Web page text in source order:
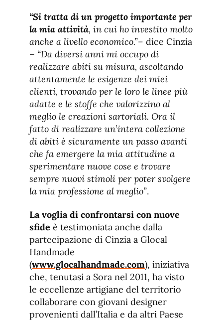
“Si tratta di un progetto importante per
la mia attività, in cui ho investito molto
anche a livello economico.”– dice Cinzia
– “Da diversi anni mi occupo di
realizzare abiti su misura, ascoltando
attentamente le esigenze dei miei
clienti, trovando per le loro le linee più
adatte e le stoffe che valorizzino al
meglio le creazioni sartoriali. Ora il
fatto di realizzare un’intera collezione
di abiti è sicuramente un passo avanti
che fa emergere la mia attitudine a
sperimentare nuove cose e trovare
sempre nuovi stimoli per poter svolgere
la mia professione al meglio”.
La voglia di confrontarsi con nuove
sfide è testimoniata anche dalla
partecipazione di Cinzia a Glocal
Handmade
(www.glocalhandmade.com), iniziativa
che, tenutasi a Sora nel 2011, ha visto
le eccellenze artigiane del territorio
collaborare con giovani designer
provenienti dall’Italia e da altri Paese